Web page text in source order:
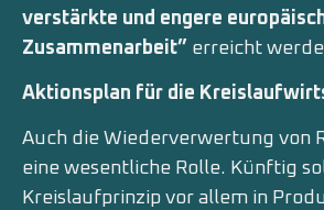
verstärkte und engere
Zusammenarbeit” erreicht
Aktionsplan für die
Auch die Wiederverwertung von
eine wesentliche Rolle. Künftig
Kreislaufprinzip vor allem in